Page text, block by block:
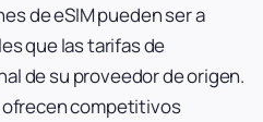
de eSIM pueden ser a
que las tarifas de
de su proveedor de origen.
competitivos